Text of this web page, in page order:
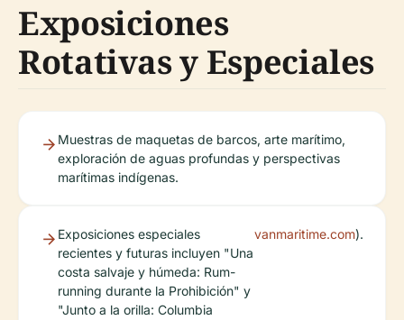
Exposiciones
Rotativas y Especiales
Muestras de maquetas de barcos, arte marítimo,
exploración de aguas profundas y perspectivas
marítimas indígenas.
Exposiciones especiales
recientes y futuras incluyen "Una
costa salvaje y húmeda: Rum-
running durante la Prohibición" y
"Junto a la orilla: Columbia
vanmaritime.com).